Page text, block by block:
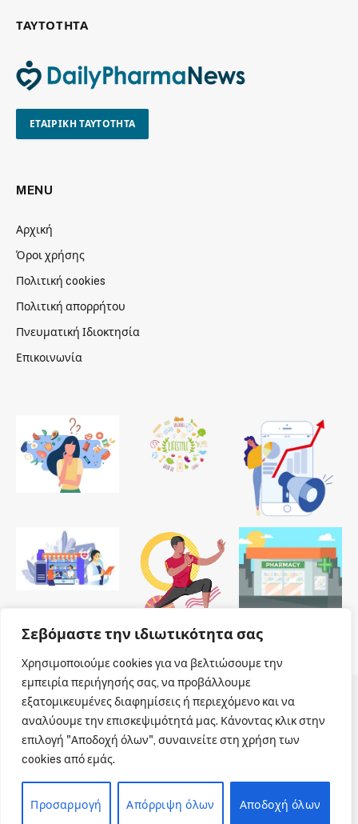
Σεβόμαστε την ιδιωτικότητα σας
Χρησιμοποιούμε cookies για να βελτιώσουμε την
εμπειρία περιήγησής σας, να προβάλλουμε
εξατομικευμένες διαφημίσεις ή περιεχόμενο και να
αναλύουμε την επισκεψιμότητά μας. Κάνοντας κλικ στην
επιλογή "Αποδοχή όλων", συναινείτε στη χρήση των
cookies από εμάς.
Προσαρμογή Απόρριψη όλων Αποδοχή όλων
ΤΑΥΤΟΤΗΤΑ
ΕΤΑΙΡΙΚΗ ΤΑΥΤΟΤΗΤΑ
MENU
Αρχική
Όροι χρήσης
Πολιτική cookies
Πολιτική απορρήτου
Πνευματική Ιδιοκτησία
Επικοινωνία
© 2026 Dailypharmanews. Designed byDailypharmanews
Αρχική Όροι χρήσης
Πολιτική cookies
Πολιτική απορρήτου